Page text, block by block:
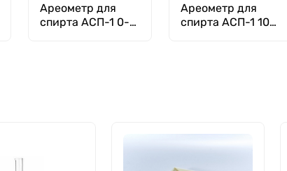
Ареометр для
спирта АСП-1 0-
Ареометр для
спирта АСП-1 10-